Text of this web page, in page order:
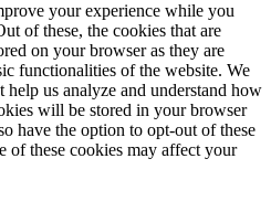
your experience while you
of these, the cookies that are
on your browser as they are
functionalities of the website. We
help us analyze and understand how
will be stored in your browser
have the option to opt-out of these
of these cookies may affect your